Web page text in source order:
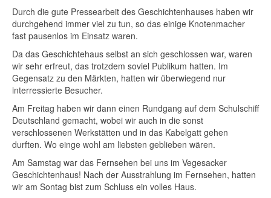
Durch die gute Pressearbeit des Geschichtenhauses haben wir
durchgehend immer viel zu tun, so das einige Knotenmacher
fast pausenlos im Einsatz waren.
Da das Geschichtehaus selbst an sich geschlossen war, waren
wir sehr erfreut, das trotzdem soviel Publikum hatten. Im
Gegensatz zu den Märkten, hatten wir überwiegend nur
interressierte Besucher.
Am Freitag haben wir dann einen Rundgang auf dem Schulschiff
Deutschland gemacht, wobei wir auch in die sonst
verschlossenen Werkstätten und in das Kabelgatt gehen
durften. Wo einge wohl am liebsten geblieben wären.
Am Samstag war das Fernsehen bei uns im Vegesacker
Geschichtenhaus! Nach der Ausstrahlung im Fernsehen, hatten
wir am Sontag bist zum Schluss ein volles Haus.